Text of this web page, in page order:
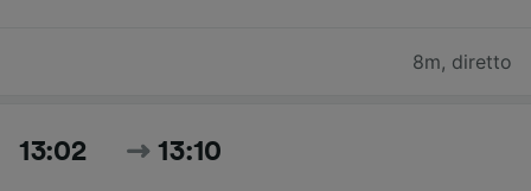
8m, diretto
13:02 13:10